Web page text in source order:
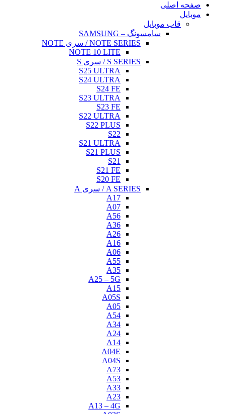
صفحه اصلی
موبایل
قاب موبایل
سامسونگ – SAMSUNG
NOTE SERIES / سری NOTE
NOTE 10 LITE
S SERIES / سری S
S25 ULTRA
S24 ULTRA
S24 FE
S23 ULTRA
S23 FE
S22 ULTRA
S22 PLUS
S22
S21 ULTRA
S21 PLUS
S21
S21 FE
S20 FE
A SERIES / سری A
A17
A07
A56
A36
A26
A16
A06
A55
A35
A25 – 5G
A15
A05S
A05
A54
A34
A24
A14
A04E
A04S
A73
A53
A33
A23
A13 – 4G